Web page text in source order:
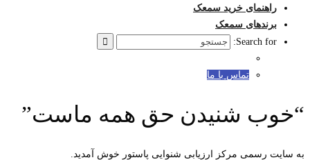
راهنمای خرید سمعک
برندهای سمعک
Search for:
تماس با ما
“خوب شنیدن حق همه ماست”
به سایت رسمی مرکز ارزیابی شنوایی پاستور خوش آمدید.